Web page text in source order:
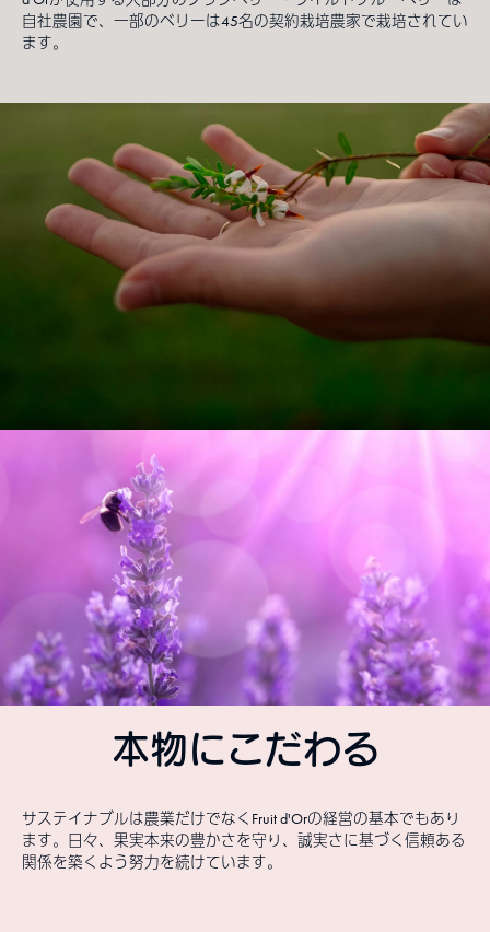
自社農園で、一部のベリーは45名の契約栽培農家で栽培されてい
ます。
本物にこだわる
サステイナブルは農業だけでなくFruit d'Orの経営の基本でもあり
ます。日々、果実本来の豊かさを守り、誠実さに基づく信頼ある
関係を築くよう努力を続けています。